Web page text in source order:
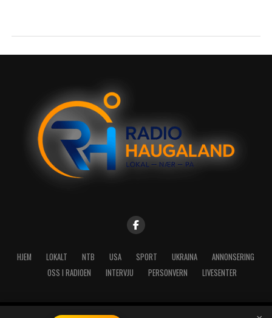
HJEM LOKALT NTB USA SPORT UKRAINA
ANNONSERING
OSS I RADIOEN
INTERVJU PERSONVERN LIVESENTER